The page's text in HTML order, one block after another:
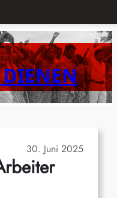
30. Juni 2025